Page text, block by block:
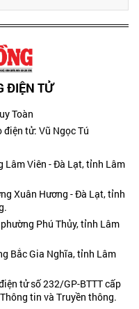
ĐIỆN TỬ
Toàn
tử: Vũ Ngọc Tú
Lâm Viên - Đà Lạt, tỉnh Lâm
Xuân Hương - Đà Lạt, tỉnh
Phú Thủy, tỉnh Lâm
Bắc Gia Nghĩa, tỉnh Lâm
tử số 232/GP-BTTT cấp
tin và Truyền thông.